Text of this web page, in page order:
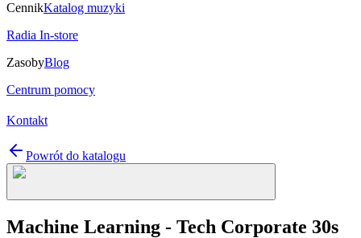
CennikKatalog muzyki
Radia In-store
ZasobyBlog
Centrum pomocy
Kontakt
Powrót do katalogu
Machine Learning - Tech Corporate 30s